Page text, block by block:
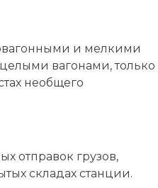
и мелкими
вагонами, только
необщего
отправок грузов,
складах станции.